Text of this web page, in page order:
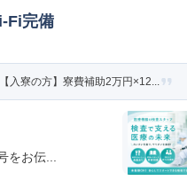
Fi完備
入寮の方】寮費補助2万円×12...
お伝...